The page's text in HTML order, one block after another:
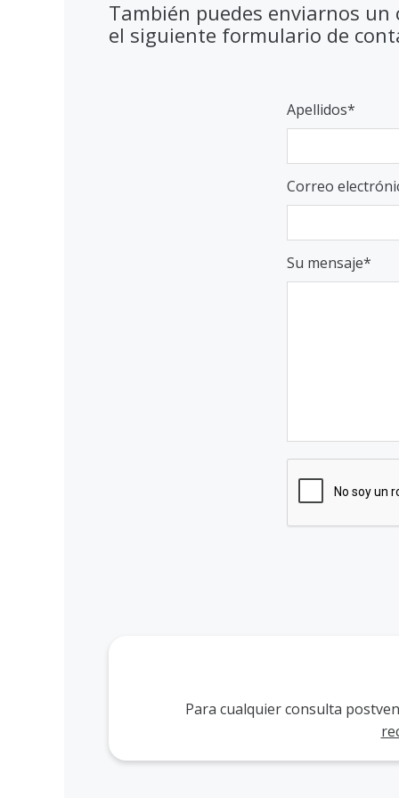
También puedes enviarnos
el siguiente formulario de
Apellidos
Correo
Su mensaje
Para cualquier consulta